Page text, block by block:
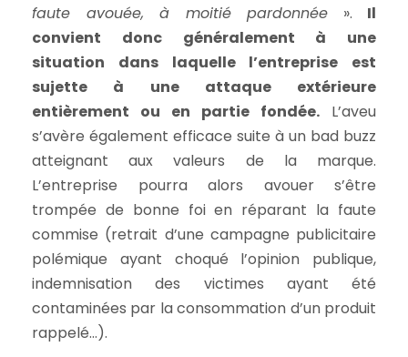
faute avouée, à moitié pardonnée ». Il
convient donc généralement à une
situation dans laquelle l’entreprise est
sujette à une attaque extérieure
entièrement ou en partie fondée. L’aveu
s’avère également efficace suite à un bad buzz
atteignant aux valeurs de la marque.
L’entreprise pourra alors avouer s’être
trompée de bonne foi en réparant la faute
commise (retrait d’une campagne publicitaire
polémique ayant choqué l’opinion publique,
indemnisation des victimes ayant été
contaminées par la consommation d’un produit
rappelé…).